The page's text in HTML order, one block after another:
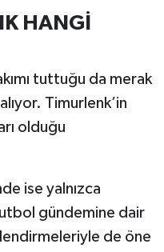
HANGİ
tuttuğu da merak
Timurlenk’in
olduğu
ise yalnızca
gündemine dair
de öne